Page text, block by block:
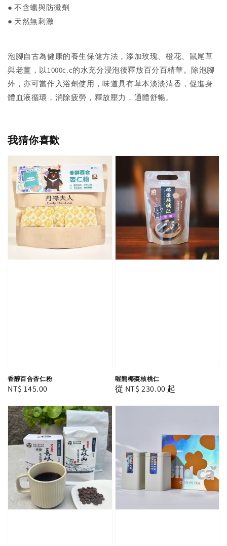
● 不含蠟與防黴劑
● 天然無刺激
泡腳自古為健康的養生保健方法，添加玫瑰、橙花、鼠尾草
與老薑，以1000c.c的水充分浸泡後釋放百分百精華。除泡腳
外，亦可當作入浴劑使用，味道具有草本淡淡清香，促進身
體血液循環，消除疲勞，釋放壓力，通體舒暢。
我猜你喜歡
香醇百合杏仁粉
Regular
NT$ 145.00
喔熊椰棗核桃仁
Regular
從 NT$ 230.00 起